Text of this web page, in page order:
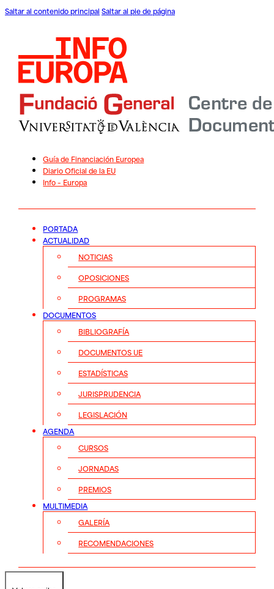
Saltar al contenido principal Saltar al pie de página
Guía de Financiación Europea
Diario Oficial de la EU
Info – Europa
PORTADA
ACTUALIDAD
NOTICIAS
OPOSICIONES
PROGRAMAS
DOCUMENTOS
BIBLIOGRAFÍA
DOCUMENTOS UE
ESTADÍSTICAS
JURISPRUDENCIA
LEGISLACIÓN
AGENDA
CURSOS
JORNADAS
PREMIOS
MULTIMEDIA
GALERÍA
RECOMENDACIONES